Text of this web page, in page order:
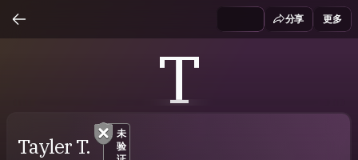
分享 更多
T
Tayler T.
未
验